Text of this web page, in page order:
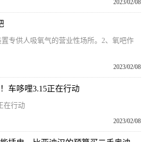
2023/02/08
专供人吸氧气的营业性场所。2、氧吧作
2023/02/08
车哆哩3.15正在行动
在行动
2023/02/08